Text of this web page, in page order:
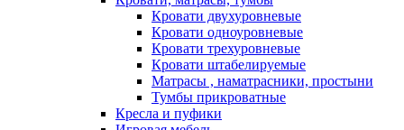
Кровати двухуровневые
Кровати одноуровневые
Кровати трехуровневые
Кровати штабелируемые
Матрасы , наматрасники, простыни
Тумбы прикроватные
Кресла и пуфики